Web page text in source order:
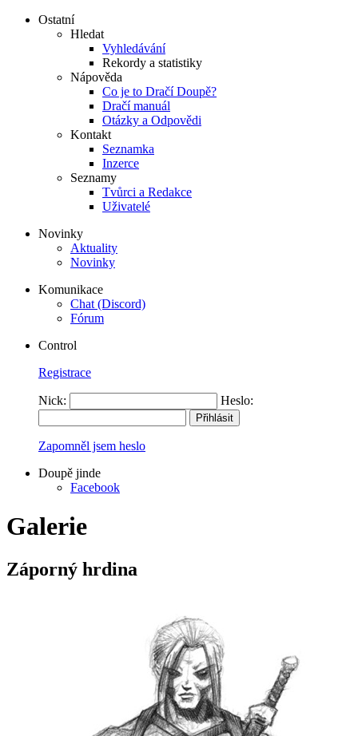
Ostatní
Hledat
Vyhledávání
Rekordy a statistiky
Nápověda
Co je to Dračí Doupě?
Dračí manuál
Otázky a Odpovědi
Kontakt
Seznamka
Inzerce
Seznamy
Tvůrci a Redakce
Uživatelé
Novinky
Aktuality
Novinky
Komunikace
Chat (Discord)
Fórum
Control
Registrace
Nick: Heslo:
Zapomněl jsem heslo
Doupě jinde
Facebook
Galerie
Záporný hrdina